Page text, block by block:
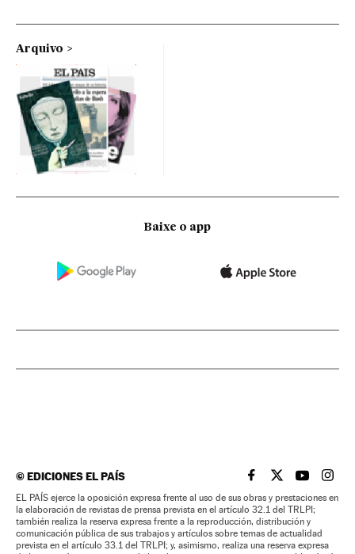
Arquivo
Baixe o app
©EDICIONES EL PAÍS EL PAÍS BRASIL EN
EL PAÍSEL PAÍS
EL
EL PAÍS ejerce la oposición expresa frente al uso de sus obras y prestaciones en
la elaboración de revistas de prensa prevista en el artículo 32.1 del TRLPI;
también realiza la reserva expresa frente a la reproducción, distribución y
comunicación pública de sus trabajos y artículos sobre temas de actualidad
prevista en el artículo 33.1 del TRLPI; y, asimismo, realiza una reserva expresa